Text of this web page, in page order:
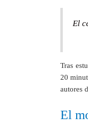
El
Tras
20
autores
El